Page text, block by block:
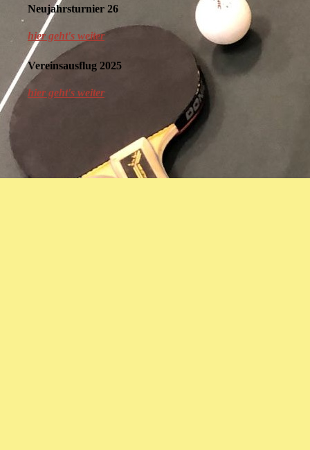
Neujahrsturnier 26
hier geht's weiter
Vereinsausflug 2025
hier geht's weiter